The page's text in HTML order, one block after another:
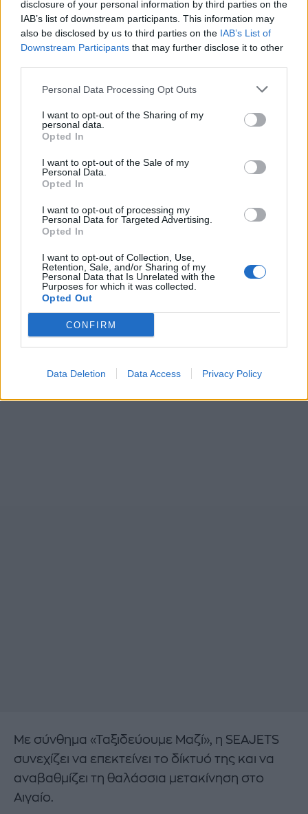
disclosure of your personal information by third parties on the
IAB’s list of downstream participants. This information may
also be disclosed by us to third parties on the IAB’s List of
Downstream Participants that may further disclose it to other
Personal Data Processing Opt Outs
I want to opt-out of the Sharing of my
personal data.
Opted In
I want to opt-out of the Sale of my
Personal Data.
Opted In
I want to opt-out of processing my
Personal Data for Targeted Advertising.
Opted In
I want to opt-out of Collection, Use,
Retention, Sale, and/or Sharing of my
Personal Data that Is Unrelated with the
Purposes for which it was collected.
Opted Out
CONFIRM
Data Deletion Data Access Privacy Policy
των νησιών, προσφέροντας τόσο στους
κατοίκους και στους επαγγελματίες στις
μεταφορές, όσο και στους επισκέπτες, τους
Παράλληλα, αξιοποιεί τη δυναμική παρουσία
της SEAJETS, με το μεγαλύτερο δίκτυο
ταχύπλοων στον κόσμο και εκτενή προβολή
Με σύνθημα «Ταξιδεύουμε Μαζί», η SEAJETS
συνεχίζει να επεκτείνει το δίκτυό της και να
αναβαθμίζει τη θαλάσσια μετακίνηση στο
Αιγαίο.